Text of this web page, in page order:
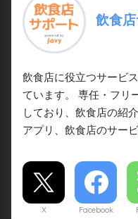
飲食
飲食店に役立つサービ
ています。 専任・フリ
しており、飲食店の紹
アプリ、飲食店のサー
X Facebook